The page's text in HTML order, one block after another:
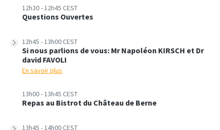
12h30 - 12h45 CEST
Questions Ouvertes
12h45 - 13h00 CEST
Si nous parlions de vous: Mr Napoléon KIRSCH et Dr
david FAVOLI
En savoir plus
13h00 - 13h45 CEST
Repas au Bistrot du Château de Berne
13h45 - 14h00 CEST